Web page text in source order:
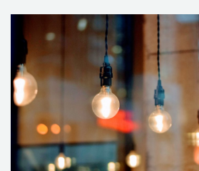
ACTUALITÉS
JURIDIQUE
LA CCA-GE
NOS ACTIONS
CONTACT